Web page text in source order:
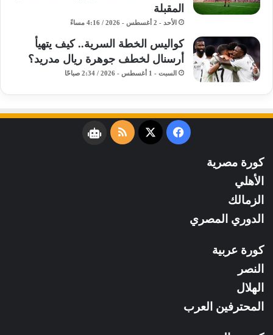
المقبلة
الأحد - 2 أغسطس - 2026 / 4:16 مساءً
كواليس الخطة السرية.. كيف يتهيأ
أرسنال لخطف جوهرة ريال مدريد؟
السبت - 1 أغسطس - 2026 / 2:34 صباحًا
فيسبوك
‫X
ملخصنبض
كورة مصرية
الأهلي
الزمالك
الدوري المصري
كورة عربية
النصر
الهلال
المحترفين العرب